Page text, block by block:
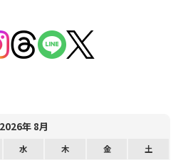
2026年 8月
水 木 金
土